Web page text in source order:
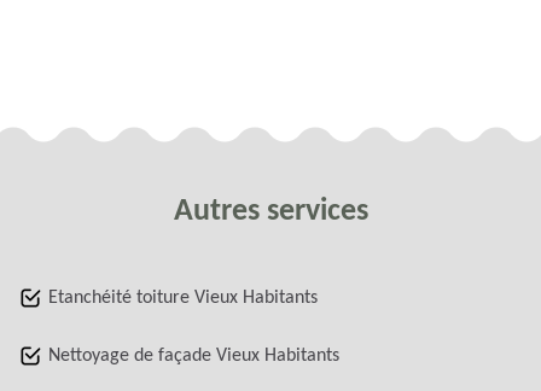
Autres services
Etanchéité toiture Vieux Habitants
Nettoyage de façade Vieux Habitants